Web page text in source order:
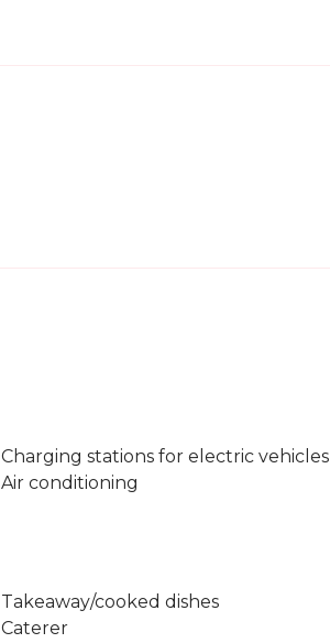
Charging stations for electric vehicles
Air conditioning
Takeaway/cooked dishes
Caterer